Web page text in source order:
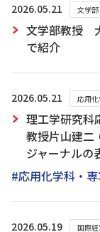
2026.05.21 文学部
文学部教授
で紹介
2026.05.21 応用
理工学研究科
教授片山建
ジャーナルの
#応用化学科・
2026.05.19 国際